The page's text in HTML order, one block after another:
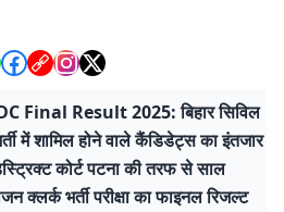
Final Result 2025: बिहार सिविल
में शामिल होने वाले कैंडिडेट्स का इंतजार
कोर्ट पटना की तरफ से साल
क्लर्क भर्ती परीक्षा का फाइनल रिजल्ट